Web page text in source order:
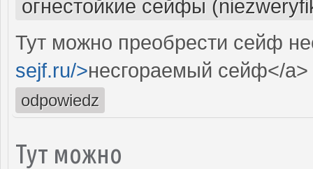
огнестойкие сейфы
Тут можно преобрести сейф
sejf.ru/>несгораемый сейф</a>
odpowiedz
Тут можно